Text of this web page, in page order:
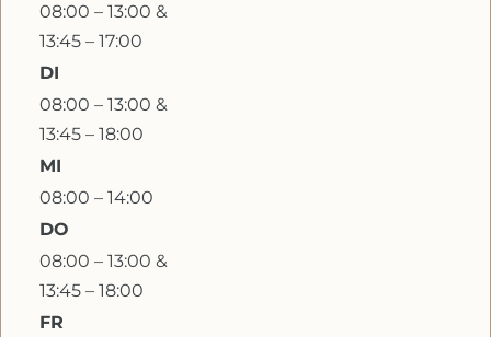
08:00 – 13:00 &
13:45 – 17:00
DI
08:00 – 13:00 &
13:45 – 18:00
MI
08:00 – 14:00
DO
08:00 – 13:00 &
13:45 – 18:00
FR